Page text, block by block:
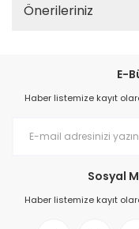
Önerileriniz
E-
Haber listemize kayıt
Sosyal
Haber listemize kayıt